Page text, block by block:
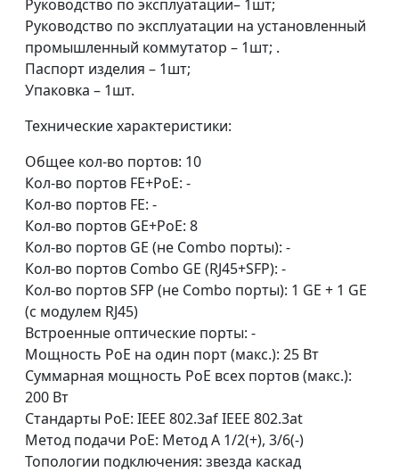
Руководство по эксплуатации– 1шт;
Руководство по эксплуатации на установленный
промышленный коммутатор – 1шт; .
Паспорт изделия – 1шт;
Упаковка – 1шт.
Технические характеристики:
Общее кол-во портов: 10
Кол-во портов FE+PoE: -
Кол-во портов FE: -
Кол-во портов GE+PoE: 8
Кол-во портов GE (не Combo порты): -
Кол-во портов Combo GE (RJ45+SFP): -
Кол-во портов SFP (не Combo порты): 1 GE + 1 GE
(c модулем RJ45)
Встроенные оптические порты: -
Мощность PoE на один порт (макс.): 25 Вт
Суммарная мощность PoE всех портов (макс.):
200 Вт
Стандарты PoE: IEEE 802.3af IEEE 802.3at
Метод подачи PoE: Метод A 1/2(+), 3/6(-)
Топологии подключения: звезда каскад